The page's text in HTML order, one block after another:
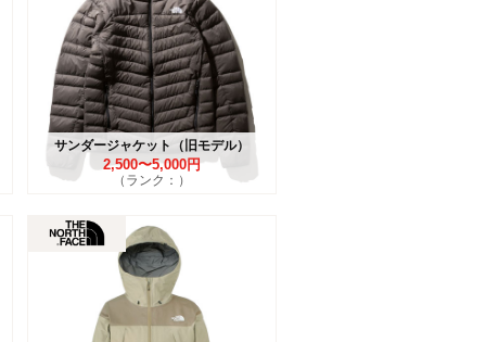
サンダージャケット（旧モデル）
2,500〜5,000円
（ランク：）